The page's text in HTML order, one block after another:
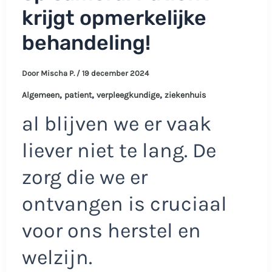
krijgt opmerkelijke
behandeling!
Door Mischa P. / 19 december 2024
Algemeen, patient, verpleegkundige, ziekenhuis
al blijven we er vaak
liever niet te lang. De
zorg die we er
ontvangen is cruciaal
voor ons herstel en
welzijn.